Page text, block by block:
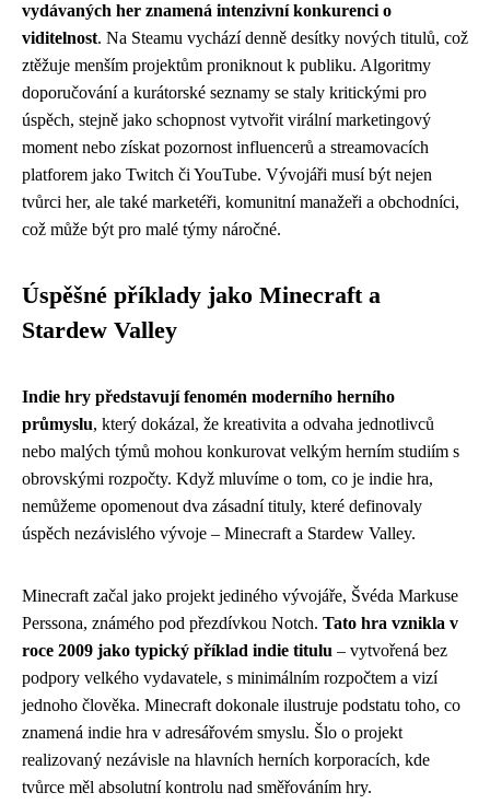
vydávaných her znamená intenzivní konkurenci o
viditelnost. Na Steamu vychází denně desítky nových titulů, což
ztěžuje menším projektům proniknout k publiku. Algoritmy
doporučování a kurátorské seznamy se staly kritickými pro
úspěch, stejně jako schopnost vytvořit virální marketingový
moment nebo získat pozornost influencerů a streamovacích
platforem jako Twitch či YouTube. Vývojáři musí být nejen
tvůrci her, ale také marketéři, komunitní manažeři a obchodníci,
což může být pro malé týmy náročné.
Úspěšné příklady jako Minecraft a
Stardew Valley
Indie hry představují fenomén moderního herního
průmyslu, který dokázal, že kreativita a odvaha jednotlivců
nebo malých týmů mohou konkurovat velkým herním studiím s
obrovskými rozpočty. Když mluvíme o tom, co je indie hra,
nemůžeme opomenout dva zásadní tituly, které definovaly
úspěch nezávislého vývoje – Minecraft a Stardew Valley.
Minecraft začal jako projekt jediného vývojáře, Švéda Markuse
Perssona, známého pod přezdívkou Notch. Tato hra vznikla v
roce 2009 jako typický příklad indie titulu – vytvořená bez
podpory velkého vydavatele, s minimálním rozpočtem a vizí
jednoho člověka. Minecraft dokonale ilustruje podstatu toho, co
znamená indie hra v adresářovém smyslu. Šlo o projekt
realizovaný nezávisle na hlavních herních korporacích, kde
tvůrce měl absolutní kontrolu nad směřováním hry.